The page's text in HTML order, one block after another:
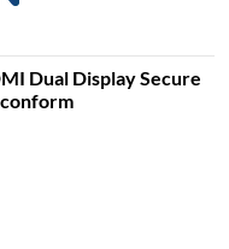
Dual Display Secure